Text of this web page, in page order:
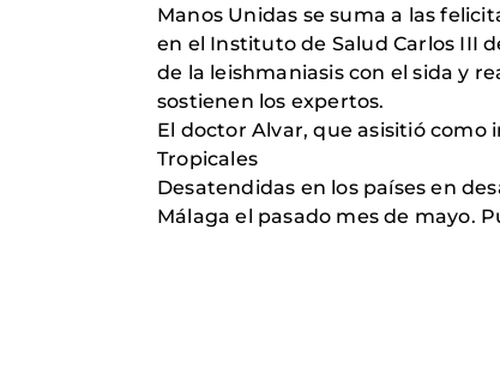
Manos Unidas se suma a las
en el Instituto de Salud Carlos III
de la leishmaniasis con el sida y
sostienen los expertos.
El doctor Alvar, que asisitió como
Tropicales
Desatendidas en los países en
Málaga el pasado mes de mayo.